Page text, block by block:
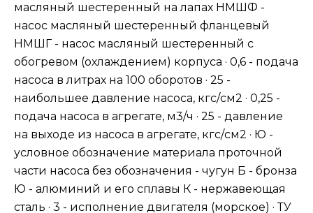
масляный шестеренный на лапах НМШФ -
насос масляный шестеренный фланцевый
НМШГ - насос масляный шестеренный с
обогревом (охлаждением) корпуса · 0,6 - подача
насоса в литрах на 100 оборотов · 25 -
наибольшее давление насоса, кгс/см2 · 0,25 -
подача насоса в агрегате, м3/ч · 25 - давление
на выходе из насоса в агрегате, кгс/см2 · Ю -
условное обозначение материала проточной
части насоса без обозначения - чугун Б - бронза
Ю - алюминий и его сплавы К - нержавеющая
сталь · 3 - исполнение двигателя (морское) · ТУ